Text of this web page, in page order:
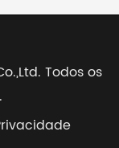
Todos os